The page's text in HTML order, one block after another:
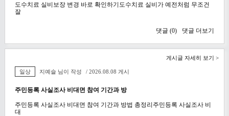
도수치료 실비보장 변경 바로 확인하기도수치료 실비가 예전처럼 무조건
잘
댓글 더보기
댓글 (0)
일상 지예슬 님이 작성 / 2026.08.08 게시
주민등록 사실조사 비대면 참여 기간과 방
주민등록 사실조사 비대면 참여 기간과 방법 총정리주민등록 사실조사 비
대
게시글 자세히 보기 >